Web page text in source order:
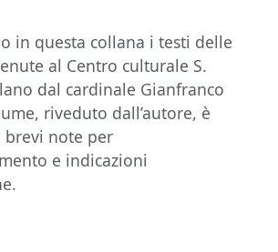
in questa collana i testi delle
al Centro culturale S.
dal cardinale Gianfranco
riveduto dall’autore, è
brevi note per
e indicazioni